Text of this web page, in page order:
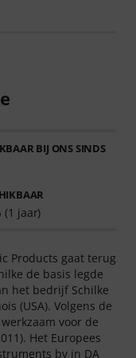
BIJ ONS SINDS
(1 jaar)
Products gaat terug
de basis legde
het bedrijf Schilke
(USA). Volgens de
voor de
Het Europees
bv in DA